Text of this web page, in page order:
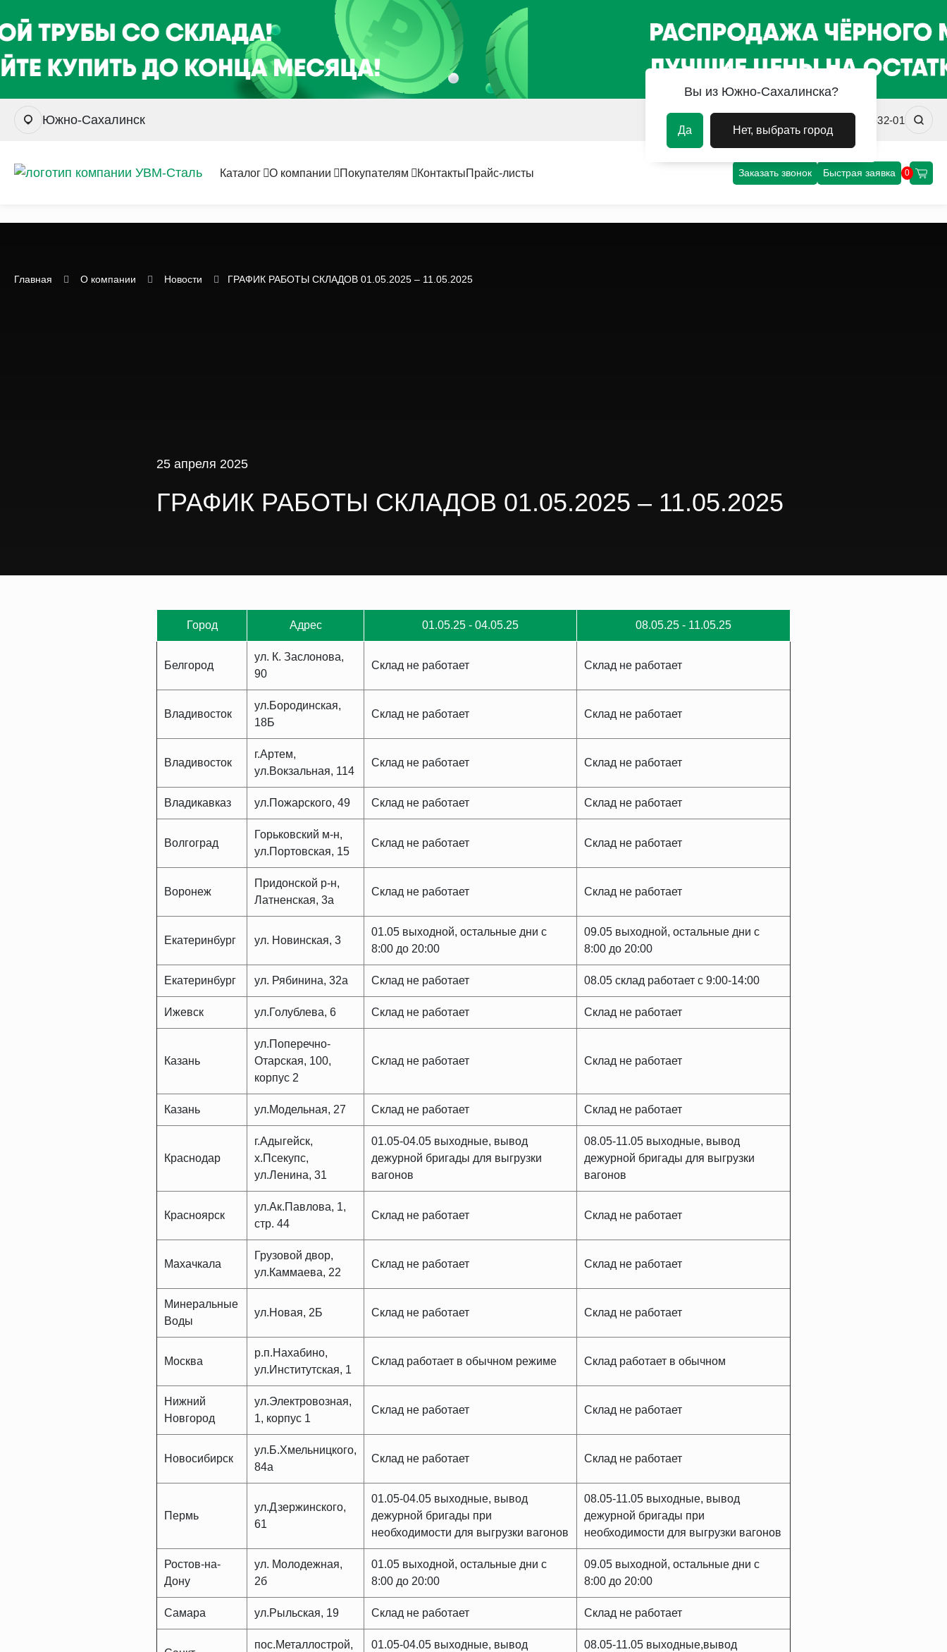
Южно-Сахалинск sakhalin@uvm-steel.ru +7 (4242) 31-32-01
Каталог О компании Покупателям КонтактыПрайс-листы Заказать звонок Быстрая заявка 0
Главная О компании Новости ГРАФИК РАБОТЫ СКЛАДОВ 01.05.2025 – 11.05.2025
25 апреля 2025
ГРАФИК РАБОТЫ СКЛАДОВ 01.05.2025 – 11.05.2025
Город Адрес 01.05.25 - 04.05.25 08.05.25 - 11.05.25
Белгород
ул. К. Заслонова,
90
Склад не работает Склад не работает
Владивосток
ул.Бородинская,
18Б
Склад не работает Склад не работает
Владивосток
г.Артем,
ул.Вокзальная, 114
Склад не работает Склад не работает
Владикавказ ул.Пожарского, 49 Склад не работает Склад не работает
Волгоград
Горьковский м-н,
ул.Портовская, 15
Склад не работает Склад не работает
Воронеж
Придонской р-н,
Латненская, 3а
Склад не работает Склад не работает
Екатеринбург ул. Новинская, 3
01.05 выходной, остальные дни с
8:00 до 20:00
09.05 выходной, остальные дни с
8:00 до 20:00
Екатеринбург ул. Рябинина, 32а Склад не работает 08.05 склад работает с 9:00-14:00
Ижевск ул.Голублева, 6 Склад не работает Склад не работает
Казань
ул.Поперечно-
Отарская, 100,
корпус 2
Склад не работает Склад не работает
Казань ул.Модельная, 27 Склад не работает Склад не работает
Краснодар
г.Адыгейск,
х.Псекупс,
ул.Ленина, 31
01.05-04.05 выходные, вывод
дежурной бригады для выгрузки
вагонов
08.05-11.05 выходные, вывод
дежурной бригады для выгрузки
вагонов
Красноярск
ул.Ак.Павлова, 1,
стр. 44
Склад не работает Склад не работает
Махачкала
Грузовой двор,
ул.Каммаева, 22
Склад не работает Склад не работает
Минеральные
Воды
ул.Новая, 2Б Склад не работает Склад не работает
Москва
р.п.Нахабино,
ул.Институтская, 1
Склад работает в обычном режиме Склад работает в обычном
Нижний
Новгород
ул.Электровозная,
1, корпус 1
Склад не работает Склад не работает
Новосибирск
ул.Б.Хмельницкого,
84а
Склад не работает Склад не работает
Пермь
ул.Дзержинского,
61
01.05-04.05 выходные, вывод
дежурной бригады при
необходимости для выгрузки вагонов
08.05-11.05 выходные, вывод
дежурной бригады при
необходимости для выгрузки вагонов
Ростов-на-
Дону
ул. Молодежная,
2б
01.05 выходной, остальные дни с
8:00 до 20:00
09.05 выходной, остальные дни с
8:00 до 20:00
Самара ул.Рыльская, 19 Склад не работает Склад не работает
пос.Металлострой,
01.05-04.05 выходные, вывод
08.05-11.05 выходные,вывод
Вы из Южно-Сахалинска?
Да Нет, выбрать город